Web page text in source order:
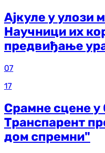
Ајкуле у улози
Научници их
предвиђање
07
17
Срамне сцене у
Транспарент
дом спремни"